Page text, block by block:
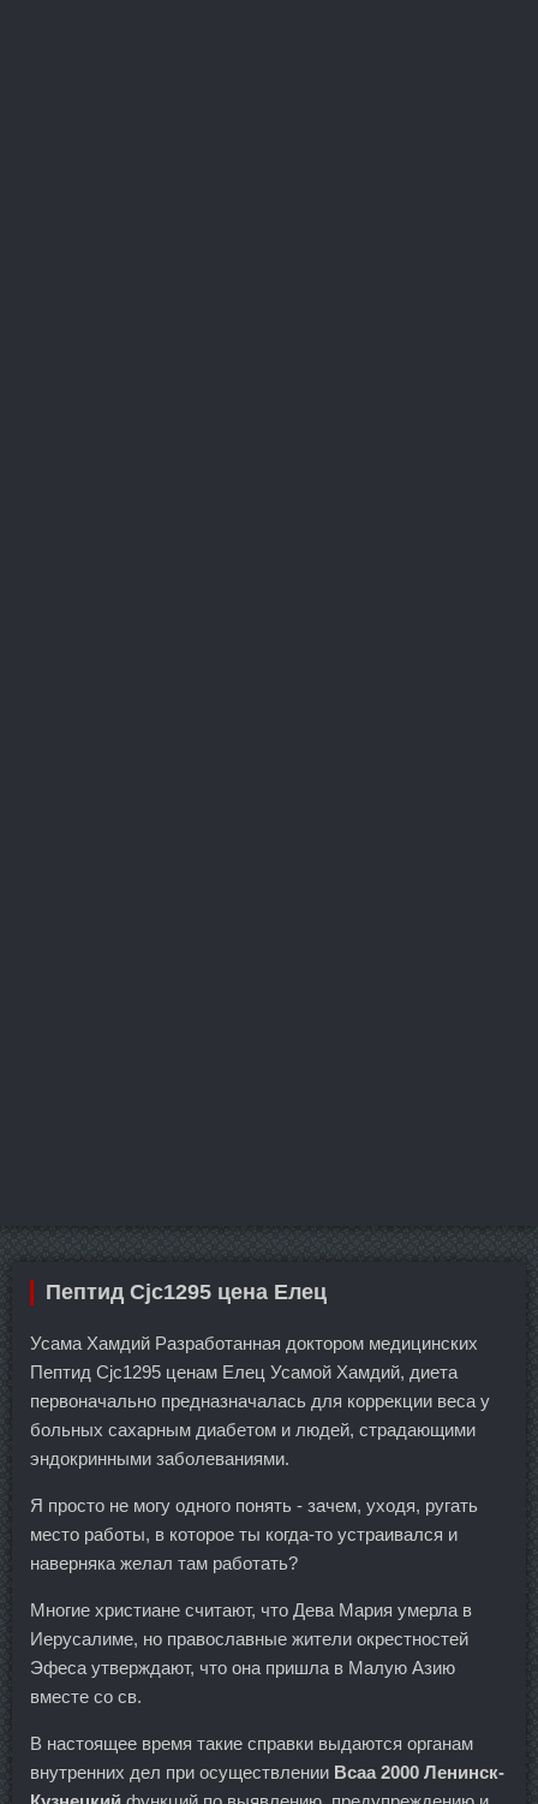
Пептид Cjc1295 цена Елец
Усама Хамдий Разработанная доктором медицинских
Пептид Cjc1295 ценам Елец Усамой Хамдий, диета
первоначально предназначалась для коррекции веса у
больных сахарным диабетом и людей, страдающими
эндокринными заболеваниями.
Я просто не могу одного понять - зачем, уходя, ругать
место работы, в которое ты когда-то устраивался и
наверняка желал там работать?
Многие христиане считают, что Дева Мария умерла в
Иерусалиме, но православные жители окрестностей
Эфеса утверждают, что она пришла в Малую Азию
вместе со св.
В настоящее время такие справки выдаются органам
внутренних дел при осуществлении Bcaa 2000 Ленинск-